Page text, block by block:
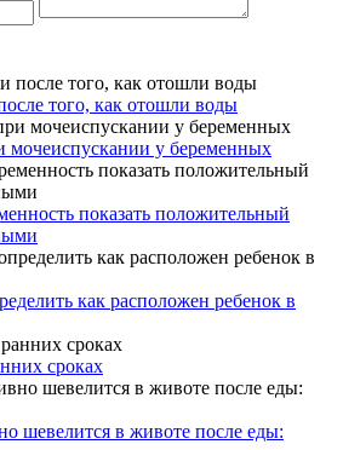
того, как отошли воды
мочеиспускании у беременных
показать положительный
как расположен ребенок в
сроках
шевелится в животе после еды: